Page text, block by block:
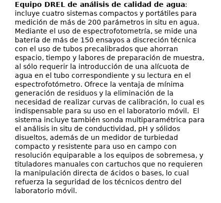
Equipo DREL de análisis de calidad de agua:
incluye cuatro sistemas compactos y portátiles para
medición de más de 200 parámetros in situ en agua.
Mediante el uso de espectrofotometría, se mide una
batería de más de 150 ensayos a discreción técnica
con el uso de tubos precalibrados que ahorran
espacio, tiempo y labores de preparación de muestra,
al sólo requerir la introducción de una alícuota de
agua en el tubo correspondiente y su lectura en el
espectrofotómetro. Ofrece la ventaja de mínima
generación de residuos y la eliminación de la
necesidad de realizar curvas de calibración, lo cual es
indispensable para su uso en el laboratorio móvil. El
sistema incluye también sonda multiparamétrica para
el análisis in situ de conductividad, pH y sólidos
disueltos, además de un medidor de turbiedad
compacto y resistente para uso en campo con
resolución equiparable a los equipos de sobremesa, y
tituladores manuales con cartuchos que no requieren
la manipulación directa de ácidos o bases, lo cual
refuerza la seguridad de los técnicos dentro del
laboratorio móvil.